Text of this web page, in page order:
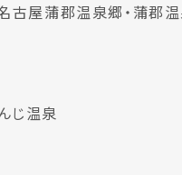
古屋蒲郡温泉郷・蒲郡
じ温泉